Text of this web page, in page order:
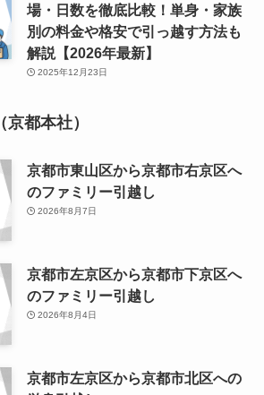
場・日数を徹底比較！単身・家族
別の料金や格安で引っ越す方法も
解説【2026年最新】
2025年12月23日
都本社）
京都市東山区から京都市右京区へ
のファミリー引越し
2026年8月7日
京都市左京区から京都市下京区へ
のファミリー引越し
2026年8月4日
京都市左京区から京都市北区への